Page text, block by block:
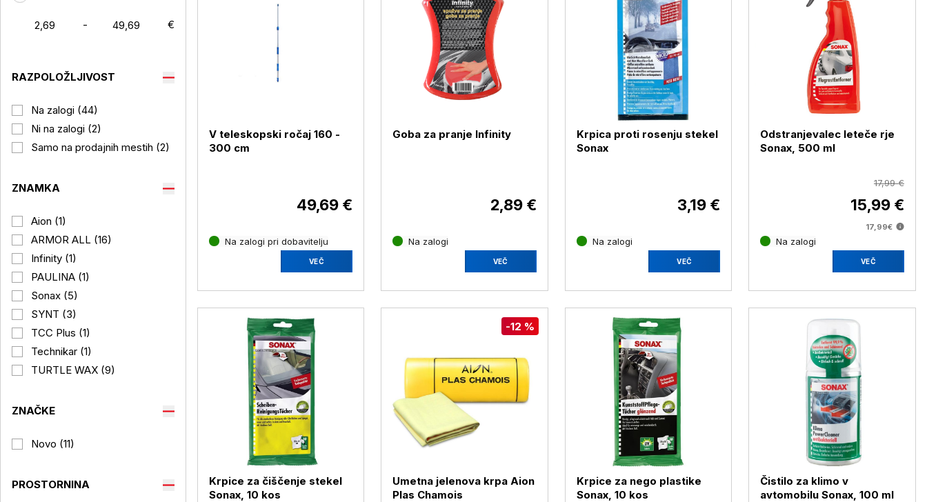
- €
RAZPOLOŽLJIVOST
Na zalogi (44)
Ni na zalogi (2)
Samo na prodajnih mestih (2)
ZNAMKA
Aion (1)
ARMOR ALL (16)
Infinity (1)
PAULINA (1)
Sonax (5)
SYNT (3)
TCC Plus (1)
Technikar (1)
TURTLE WAX (9)
ZNAČKE
Novo (11)
PROSTORNINA
V teleskopski ročaj 160 -
300 cm
49,69 €
Na zalogi pri dobavitelju
VEČ
Goba za pranje Infinity
2,89 €
Na zalogi
VEČ
Krpica proti rosenju stekel
Sonax
3,19 €
Na zalogi
VEČ
Odstranjevalec leteče rje
Sonax, 500 ml
17,99 €
15,99 €
17,99€
Na zalogi
VEČ
Krpice za čiščenje stekel
Sonax, 10 kos
-12 %
Umetna jelenova krpa Aion
Plas Chamois
Krpice za nego plastike
Sonax, 10 kos
Čistilo za klimo v
avtomobilu Sonax, 100 ml